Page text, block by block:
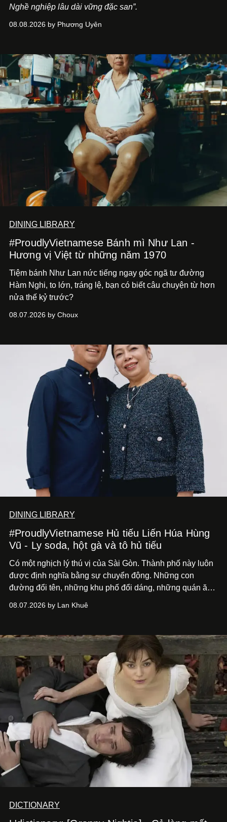
Nghề nghiệp lâu dài vững đặc san”.
08.08.2026 by Phương Uyên
DINING LIBRARY
#ProudlyVietnamese Bánh mì Như Lan -
Hương vị Việt từ những năm 1970
Tiệm bánh Như Lan nức tiếng ngay góc ngã tư đường
Hàm Nghi, to lớn, tráng lệ, bạn có biết câu chuyện từ hơn
nửa thế kỷ trước?
08.07.2026 by Choux
DINING LIBRARY
#ProudlyVietnamese Hủ tiếu Liến Húa Hùng
Vũ - Ly soda, hột gà và tô hủ tiếu
Có một nghịch lý thú vị của Sài Gòn. Thành phố này luôn
được định nghĩa bằng sự chuyển động. Những con
đường đổi tên, những khu phố đổi dáng, những quán ăn
nói về cái mới, về xu hướng tiếp theo, về những điều
08.07.2026 by Lan Khuê
DICTIONARY